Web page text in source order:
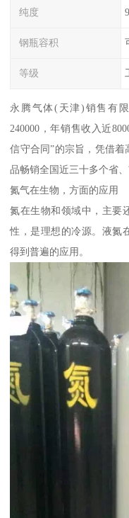
纯度
钢瓶容积
等级
永腾气体(天津)销售有
240000，年销售收入近
信守合同”的宗旨，凭借
品畅销全国近三十多个省
氮气在生物，方面的应用
氮在生物和领域中，主要
性，是理想的冷源。液氮
得到普遍的应用。